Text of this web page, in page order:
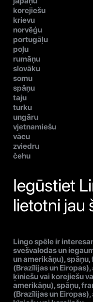
korejiešu
krievu
norvēģu
portugāļu
poļu
rumāņu
slovāku
somu
spāņu
taju
turku
ungāru
vjetnamiešu
vācu
zviedru
čehu
Iegūstiet
lietotni jau
Lingo spēle ir
svešvalodas un
un amerikāņu),
(Brazīlijas un
ķīniešu vai korejiešu
amerikāņu), spāņu,
(Brazīlijas un